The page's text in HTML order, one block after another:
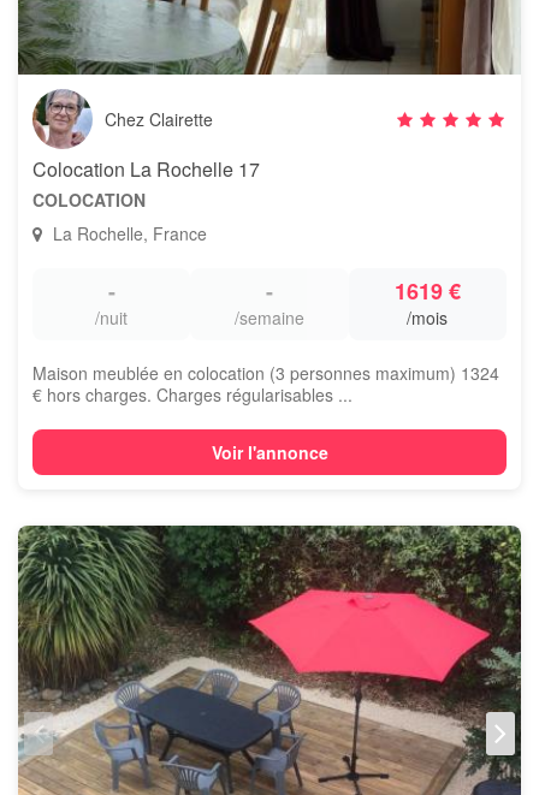
Chez Clairette
Colocation La Rochelle 17
COLOCATION
La Rochelle, France
-
/nuit
-
/semaine
1619 €
/mois
Maison meublée en colocation (3 personnes maximum) 1324
€ hors charges. Charges régularisables ...
Voir l'annonce